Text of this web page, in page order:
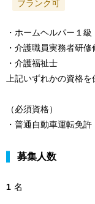
ブランク可
・ホームヘルパー１級
・介護職員実務者研修
・介護福祉士
上記いずれかの資格を
（必須資格）
・普通自動車運転免許
募集人数
1 名